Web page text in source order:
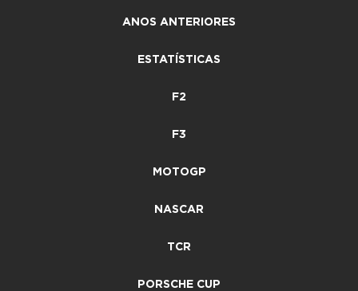
ANOS ANTERIORES
ESTATÍSTICAS
F2
F3
MOTOGP
NASCAR
TCR
PORSCHE CUP